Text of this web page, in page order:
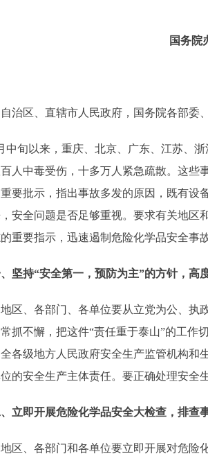
参与调查
ENGLISH
ESPAÑOL
国务院
治区、直辖市人民政府，国务院各部委
以来，重庆、北京、广东、江苏、浙
人中毒受伤，十多万人紧急疏散。这些
要批示，指出事故多发的原因，既有设
安全问题是否足够重视。要求有关地区
重要指示，迅速遏制危险化学品安全事
坚持“安全第一，预防为主”的方针，高
、各部门、各单位要从立党为公、执政
抓不懈，把这件“责任重于泰山”的工作
各级地方人民政府安全生产监管机构和
的安全生产主体责任。要正确处理安全
立即开展危险化学品安全大检查，排查
、各部门和各单位要立即开展对危险化